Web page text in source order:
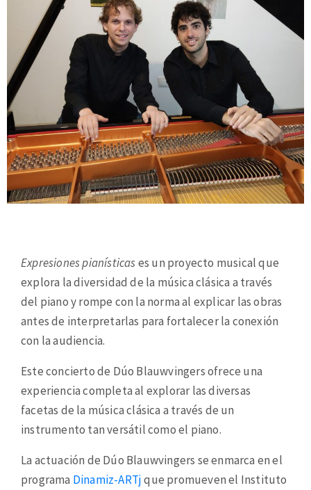
Expresiones pianísticases un proyecto musical que
explora la diversidad de la música clásica a través
del piano y rompe con la norma al explicar las obras
antes de interpretarlas para fortalecer la conexión
con la audiencia.
Este concierto de Dúo Blauwvingers ofrece una
experiencia completa al explorar las diversas
facetas de la música clásica a través de un
instrumento tan versátil como el piano.
La actuación de Dúo Blauwvingers se enmarca en el
programa Dinamiz-ARTjque promueven el Instituto